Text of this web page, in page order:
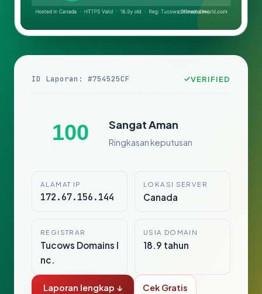
ID Laporan: #754525CF VERIFIED
100 Sangat Aman
Ringkasan keputusan
ALAMAT IP
172.67.156.144
LOKASI SERVER
Canada
REGISTRAR
Tucows Domains I
nc.
USIA DOMAIN
18.9 tahun
Laporan lengkap ↓ Cek Gratis